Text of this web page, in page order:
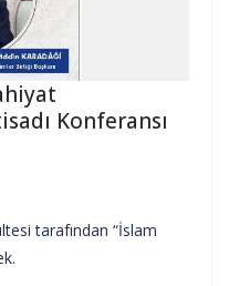
Konferansı
tarafından “İslam